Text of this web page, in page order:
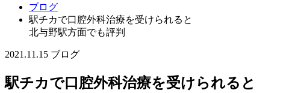
ブログ
駅チカで口腔外科治療を受けられると
北与野駅方面でも評判
2021.11.15 ブログ
駅チカで口腔外科治療を受けられると